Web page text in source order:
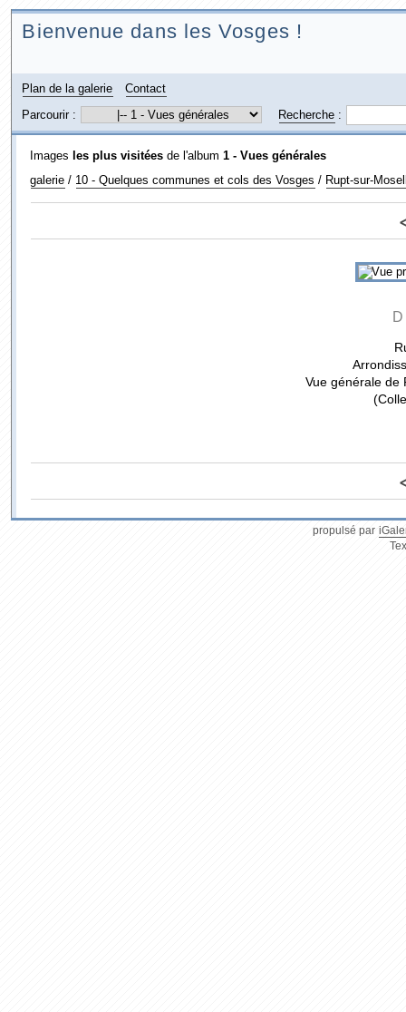
Bienvenue dans les Vosges !
Plan de la galerie
Contact
Parcourir :
Recherche :
Images les plus visitées de l'album1 - Vues générales
galerie / 10 - Quelques communes et cols des Vosges / Rupt-sur-
Vue générale de
propulsé par